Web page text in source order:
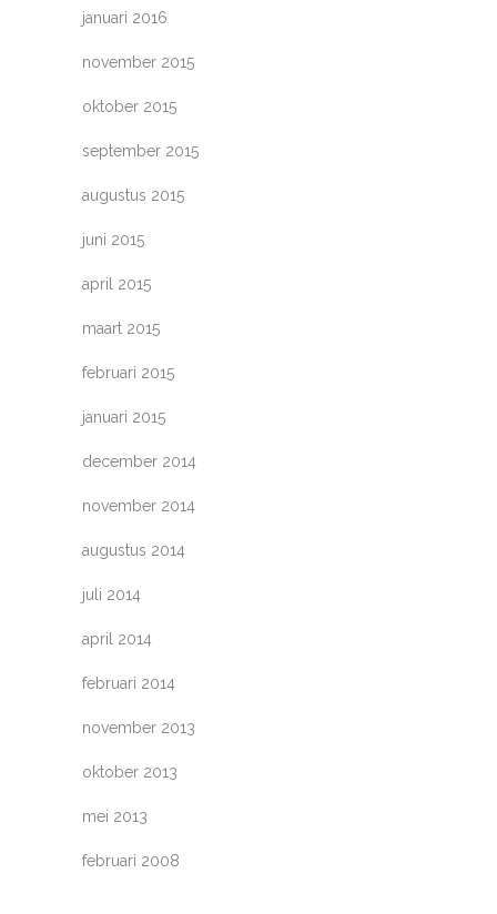
januari 2016
november 2015
oktober 2015
september 2015
augustus 2015
juni 2015
april 2015
maart 2015
februari 2015
januari 2015
december 2014
november 2014
augustus 2014
juli 2014
april 2014
februari 2014
november 2013
oktober 2013
mei 2013
februari 2008